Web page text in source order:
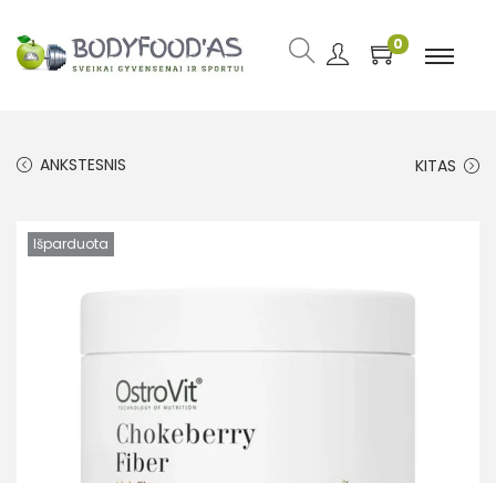
0
ANKSTESNIS KITAS
Išparduota